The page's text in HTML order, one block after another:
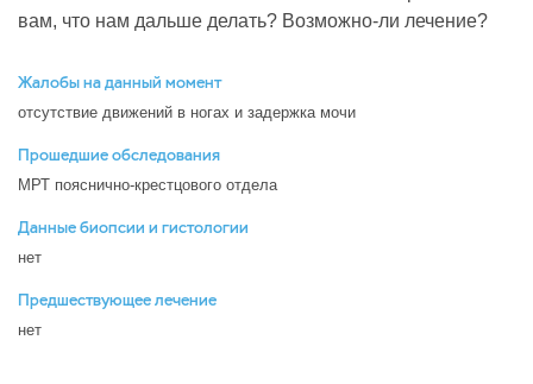
вам, что нам дальше делать? Возможно-ли лечение?
Жалобы на данный момент
отсутствие движений в ногах и задержка мочи
Прошедшие обследования
МРТ пояснично-крестцового отдела
Данные биопсии и гистологии
нет
Предшествующее лечение
нет